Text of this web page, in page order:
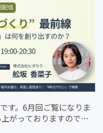
す。6月回ご覧になりま
がっておりますのでぜ